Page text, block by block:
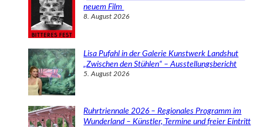
neuem Film
8. August 2026
Lisa Pufahl in der Galerie Kunstwerk Landshut
„Zwischen den Stühlen“ – Ausstellungsbericht
5. August 2026
Ruhrtriennale 2026 – Regionales Programm im
Wunderland – Künstler, Termine und freier Eintritt